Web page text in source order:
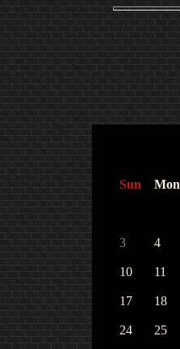
Sun Mon
3 4
10 11
17 18
24 25